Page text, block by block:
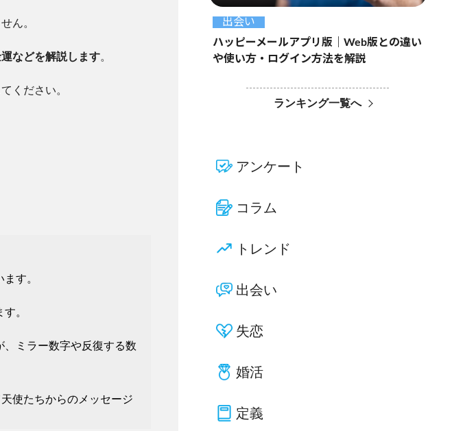
ん。
などを解説します。
ください。
す。
。
ミラー数字や反復する数
使たちからのメッセージ
出会い
ハッピーメールアプリ版｜Web版との違い
や使い方・ログイン方法を解説
ランキング一覧へ
アンケート
コラム
トレンド
出会い
失恋
婚活
定義